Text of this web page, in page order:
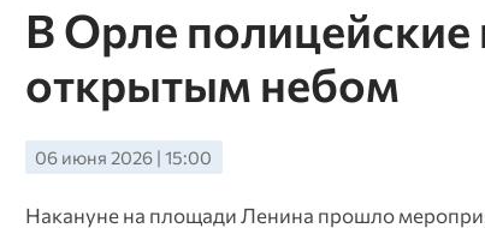
В Орле полицейские
открытым небом
06 июня 2026 | 15:00
Накануне на площади Ленина прошло